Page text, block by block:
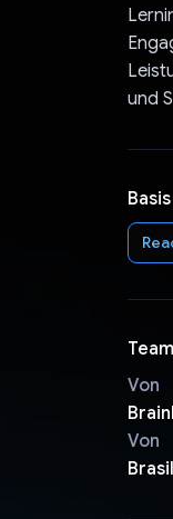
und
Basis
Team
Von
Von